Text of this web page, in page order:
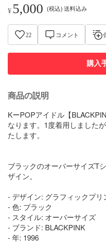
¥5,000 (税込) 送料込み
22 コメント
購入
商品の説明
KーPOPアイドル【
なります。1度着用しました
たします。
ブラックのオーバーサイズT
ザイン。
- デザイン: グラフィックプリ
- 色: ブラック
- スタイル: オーバーサイズ
- ブランド: BLACKPINK
- 年: 1996